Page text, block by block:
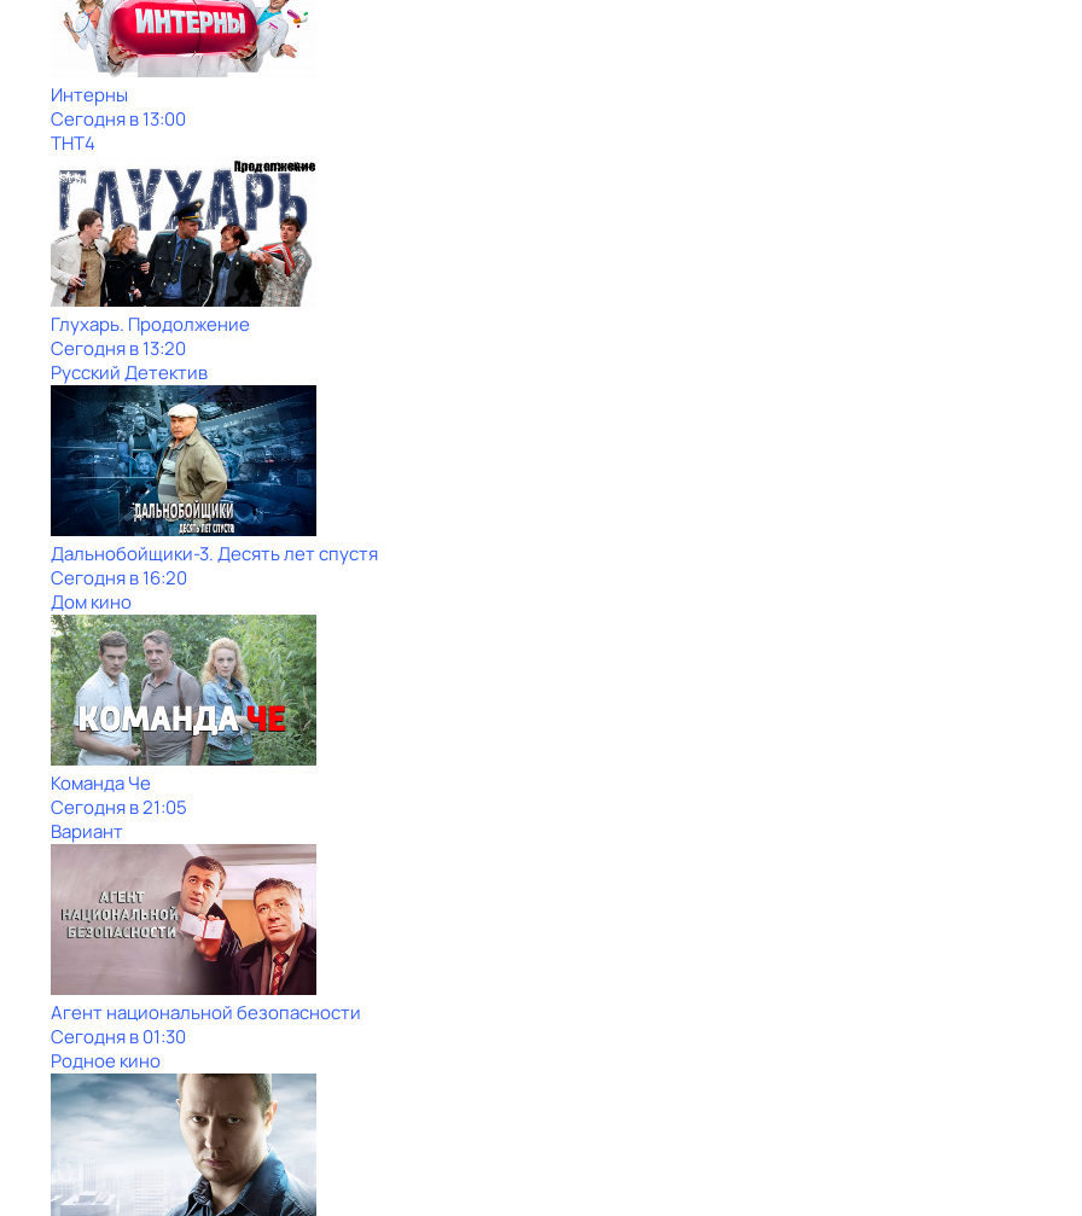
Интерны
Сегодня в 13:00
ТНТ4
Глухарь. Продолжение
Сегодня в 13:20
Русский Детектив
Дальнобойщики-3. Десять лет спустя
Сегодня в 16:20
Дом кино
Команда Че
Сегодня в 21:05
Вариант
Агент национальной безопасности
Сегодня в 01:30
Родное кино